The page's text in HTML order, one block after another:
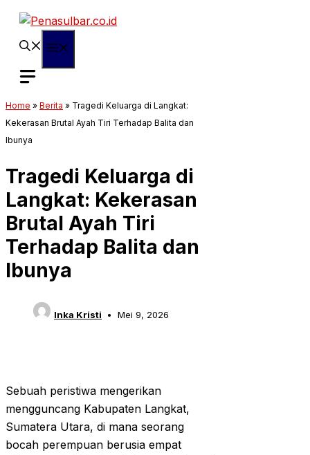
Langsung
Home » Berita » Tragedi Keluarga di Langkat:
Kekerasan Brutal Ayah Tiri Terhadap Balita dan
Ibunya
Tragedi Keluarga di
Langkat: Kekerasan
Brutal Ayah Tiri
Terhadap Balita dan
Ibunya
Inka Kristi Mei 9, 2026
Sebuah peristiwa mengerikan
mengguncang Kabupaten Langkat,
Sumatera Utara, di mana seorang
bocah perempuan berusia empat